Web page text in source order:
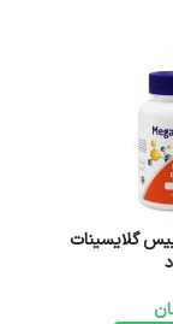
گلایسینات